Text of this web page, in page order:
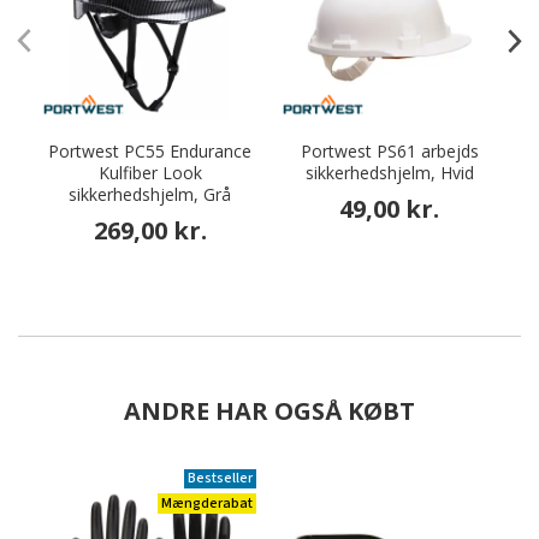
Portwest PC55 Endurance
Kulfiber Look
sikkerhedshjelm, Grå
269,00 kr.
Portwest PS61 arbejds
sikkerhedshjelm, Hvid
49,00 kr.
ANDRE HAR OGSÅ KØBT
Bestseller
Mængderabat